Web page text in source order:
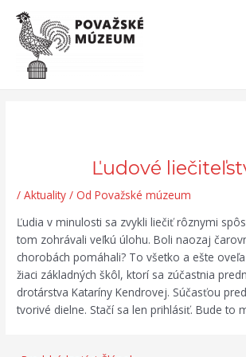
Preskočiť
obsah
Ľudové
/Aktuality / Od Považské múzeum
Ľudia v minulosti sa zvykli liečiť rôznymi
tom zohrávali veľkú úlohu. Boli naozaj
chorobách pomáhali? To všetko a ešte
žiaci základných škôl, ktorí sa zúčastnia
drotárstva Kataríny Kendrovej. Súčasťou
tvorivé dielne. Stačí sa len prihlásiť. Bude to
Post
navigation
Search...